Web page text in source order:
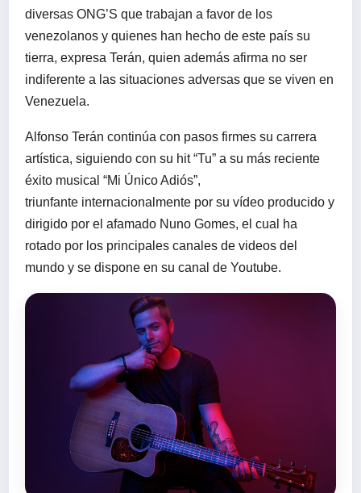
diversas ONG’S que trabajan a favor de los
venezolanos y quienes han hecho de este país su
tierra, expresa Terán, quien además afirma no ser
indiferente a las situaciones adversas que se viven en
Venezuela.
Alfonso Terán continúa con pasos firmes su carrera
artística, siguiendo con su hit “Tu” a su más reciente
éxito musical “Mi Único Adiós”,
triunfante internacionalmente por su vídeo producido y
dirigido por el afamado Nuno Gomes, el cual ha
rotado por los principales canales de videos del
mundo y se dispone en su canal de Youtube.